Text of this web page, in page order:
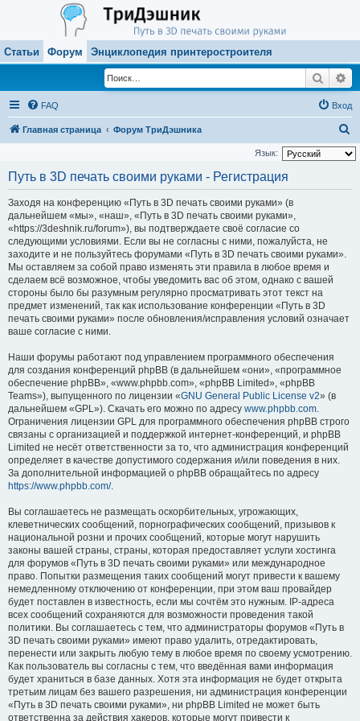
Статьи Форум Энциклопедия принтеростроителя
Поиск
FAQ Вход
Главная страница Форум ТриДэшника
о
Язык:
Путь в 3D печать своими руками - Регистрация
Заходя на конференцию «Путь в 3D печать своими руками» (в
дальнейшем «мы», «наш», «Путь в 3D печать своими руками»,
«https://3deshnik.ru/forum»), вы подтверждаете своё согласие со
следующими условиями. Если вы не согласны с ними, пожалуйста, не
заходите и не пользуйтесь форумами «Путь в 3D печать своими руками».
Мы оставляем за собой право изменять эти правила в любое время и
сделаем всё возможное, чтобы уведомить вас об этом, однако с вашей
стороны было бы разумным регулярно просматривать этот текст на
предмет изменений, так как использование конференции «Путь в 3D
печать своими руками» после обновления/исправления условий означает
ваше согласие с ними.
Наши форумы работают под управлением программного обеспечения
для создания конференций phpBB (в дальнейшем «они», «программное
обеспечение phpBB», «www.phpbb.com», «phpBB Limited», «phpBB
Teams»), выпущенного по лицензии «GNU General Public License v2» (в
дальнейшем «GPL»). Скачать его можно по адресу www.phpbb.com.
Ограничения лицензии GPL для программного обеспечения phpBB строго
связаны с организацией и поддержкой интернет-конференций, и phpBB
Limited не несёт ответственности за то, что администрация конференций
определяет в качестве допустимого содержания и/или поведения в них.
За дополнительной информацией о phpBB обращайтесь по адресу
https://www.phpbb.com/.
Вы соглашаетесь не размещать оскорбительных, угрожающих,
клеветнических сообщений, порнографических сообщений, призывов к
национальной розни и прочих сообщений, которые могут нарушить
законы вашей страны, страны, которая предоставляет услуги хостинга
для форумов «Путь в 3D печать своими руками» или международное
право. Попытки размещения таких сообщений могут привести к вашему
немедленному отключению от конференции, при этом ваш провайдер
будет поставлен в известность, если мы сочтём это нужным. IP-адреса
всех сообщений сохраняются для возможности проведения такой
политики. Вы соглашаетесь с тем, что администраторы форумов «Путь в
3D печать своими руками» имеют право удалить, отредактировать,
перенести или закрыть любую тему в любое время по своему усмотрению.
Как пользователь вы согласны с тем, что введённая вами информация
будет храниться в базе данных. Хотя эта информация не будет открыта
третьим лицам без вашего разрешения, ни администрация конференции
«Путь в 3D печать своими руками», ни phpBB Limited не может быть
ответственна за действия хакеров, которые могут привести к